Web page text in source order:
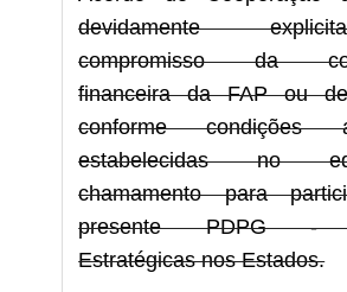
devidamente
compromisso da
financeira da FAP ou
conforme condições
estabelecidas no
chamamento para
presente PDPG -
Estratégicas nos Estados.